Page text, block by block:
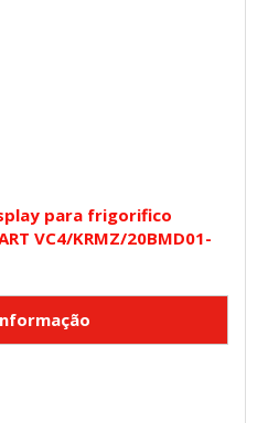
para frigorifico
VC4/KRMZ/20BMD01-